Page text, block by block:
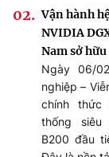
Vận hành
NVIDIA
Nam sở hữu
Ngày 06/
nghiệp –
chính thức
thống siêu
B200 đầu